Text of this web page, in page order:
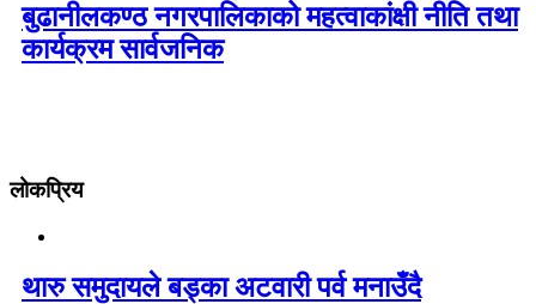
बुढानीलकण्ठ नगरपालिकाको महत्वाकांक्षी नीति तथा
कार्यक्रम सार्वजनिक
लोकप्रिय
थारु समुदायले बड्का अटवारी पर्व मनाउँदै